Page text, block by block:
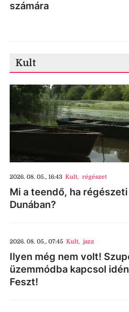
számára
Kult
2026. 08. 05., 16:43 Kult, régészet
Mi a teendő, ha
Dunában?
2026. 08. 05., 07:45 Kult, jazz
Ilyen még nem volt!
üzemmódba kapcsol
Feszt!